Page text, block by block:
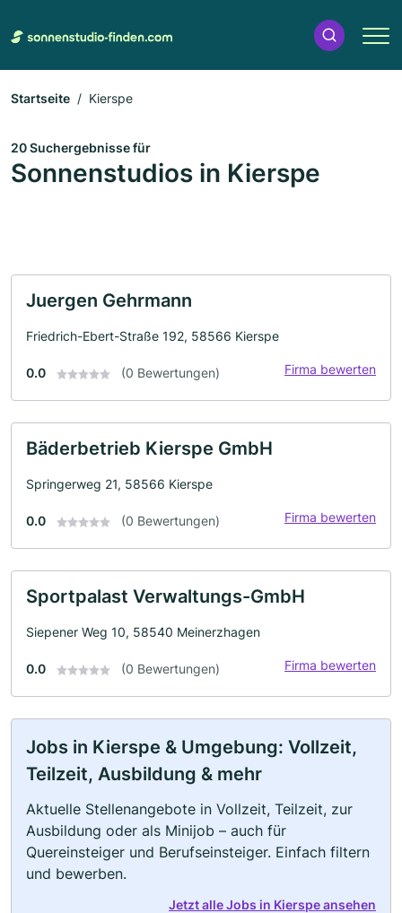
Startseite Kierspe
20 Suchergebnisse für
Sonnenstudios in Kierspe
Juergen Gehrmann
Friedrich-Ebert-Straße 192, 58566 Kierspe
0.0 (0 Bewertungen) Firma bewerten
Bäderbetrieb Kierspe GmbH
Springerweg 21, 58566 Kierspe
0.0 (0 Bewertungen) Firma bewerten
Sportpalast Verwaltungs-GmbH
Siepener Weg 10, 58540 Meinerzhagen
0.0 (0 Bewertungen) Firma bewerten
Jobs in Kierspe & Umgebung: Vollzeit,
Teilzeit, Ausbildung & mehr
Aktuelle Stellenangebote in Vollzeit, Teilzeit, zur
Ausbildung oder als Minijob – auch für
Quereinsteiger und Berufseinsteiger. Einfach filtern
und bewerben.
Jetzt alle Jobs in Kierspe ansehen